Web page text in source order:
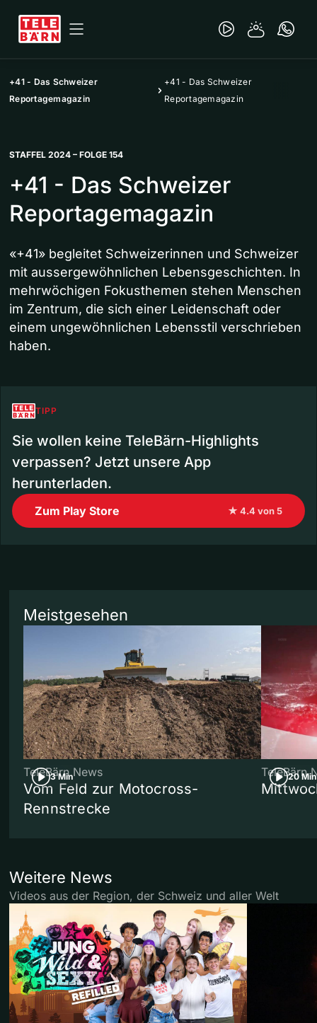
+41 - Das Schweizer
Reportagemagazin
+41 - Das Schweizer
Reportagemagazin
STAFFEL 2024 – FOLGE 154
+41 - Das Schweizer
Reportagemagazin
«+41» begleitet Schweizerinnen und Schweizer
mit aussergewöhnlichen Lebensgeschichten. In
mehrwöchigen Fokusthemen stehen Menschen
im Zentrum, die sich einer Leidenschaft oder
einem ungewöhnlichen Lebensstil verschrieben
haben.
TIPP
Sie wollen keine TeleBärn-Highlights
verpassen? Jetzt unsere App
herunterladen.
Zum Play Store ★ 4.4 von 5
Meistgesehen
3 Min
TeleBärn News
Vom Feld zur Motocross-
Rennstrecke
20 Min
TeleBärn
Weitere News
Videos aus der Region, der Schweiz und aller Welt